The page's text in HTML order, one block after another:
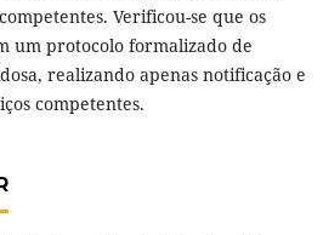
Verificou-se que os
um protocolo formalizado de
realizando apenas notificação e
competentes.